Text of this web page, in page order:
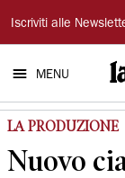
La
Nuova
Ferrara
Iscriviti alle
MENU
LA PRODUZIONE
Nuovo